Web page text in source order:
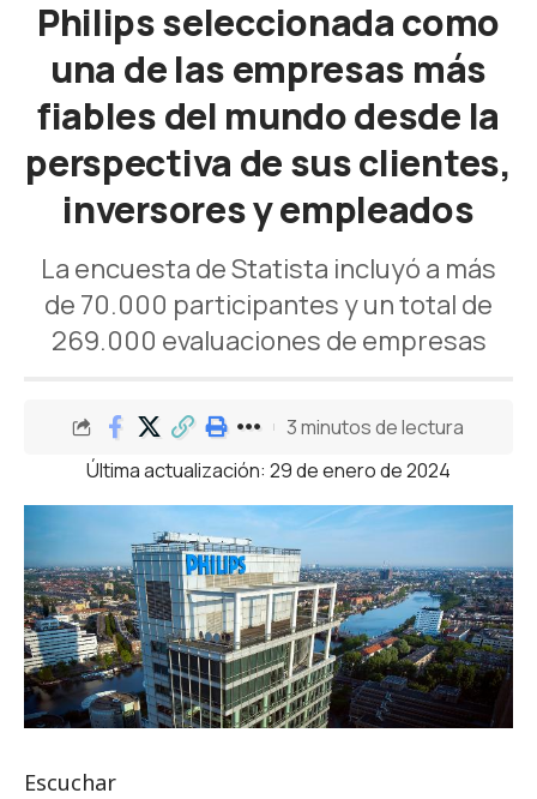
Philips seleccionada como
una de las empresas más
fiables del mundo desde la
perspectiva de sus clientes,
inversores y empleados
La encuesta de Statista incluyó a más
de 70.000 participantes y un total de
269.000 evaluaciones de empresas
Última actualización: 29 de enero de 2024
3 minutos de lectura
Escuchar